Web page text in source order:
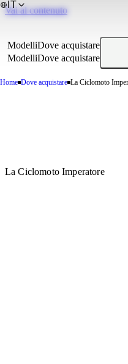
Vai al contenuto
IT
Modelli
Modelli
Dove acquistare
Dove acquistare
Home Dove acquistare La Ciclomoto
La Ciclomoto Imperatore